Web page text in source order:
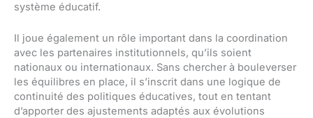
système éducatif.
Il joue également un rôle important dans la coordination
avec les partenaires institutionnels, qu’ils soient
nationaux ou internationaux. Sans chercher à bouleverser
les équilibres en place, il s’inscrit dans une logique de
continuité des politiques éducatives, tout en tentant
d’apporter des ajustements adaptés aux évolutions